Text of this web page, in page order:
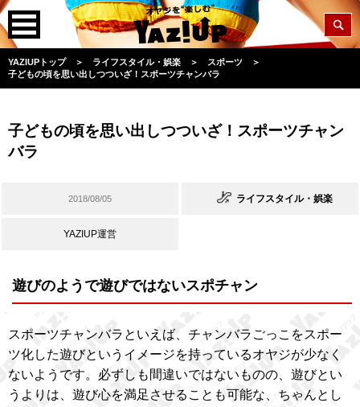
YAZIUPトップ ＞ ライフスタイル・娯楽 ＞ スポーツ
＞
子どもの頃を思い出しつついざ！スポーツチャンバラ
子どもの頃を思い出しつついざ！スポーツチャン
バラ
2018/08/05 ライフスタイル・娯楽
YAZIUP運営
遊びのようで遊びではないスポチャン
スポーツチャンバラといえば、チャンバラごっこをスポー
ツ化した遊びというイメージを持っているオヤジが少なく
ないようです。必ずしも間違いではないものの、遊びとい
うよりは、遊び心を満足させることも可能な、ちゃんとし